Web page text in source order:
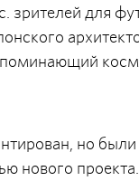
зрителей для
но
нового